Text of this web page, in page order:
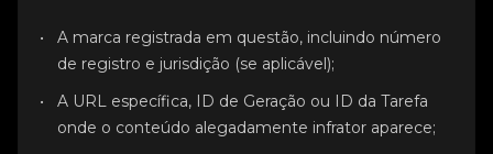
A marca registrada em questão, incluindo número
de registro e jurisdição (se aplicável);
A URL específica, ID de Geração ou ID da Tarefa
onde o conteúdo alegadamente infrator aparece;